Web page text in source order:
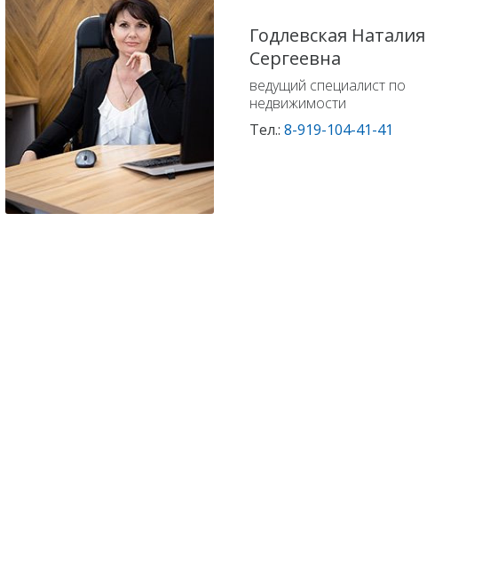
Годлевская Наталия
Сергеевна
ведущий специалист по
недвижимости
Тел.: 8-919-104-41-41